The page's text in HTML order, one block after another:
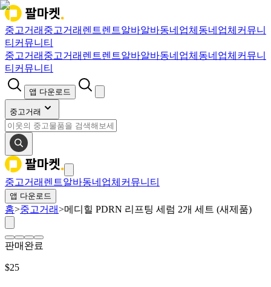
중고거래 중고거래 렌트렌트알바알바동네업체 동네업체 커뮤니
티 커뮤니티
중고거래 중고거래 렌트렌트알바알바동네업체 동네업체 커뮤니
티 커뮤니티
앱 다운로드
중고거래
중고거래 렌트알바동네업체 커뮤니티
앱 다운로드
홈>중고거래>메디힐 PDRN 리프팅 세럼 2개 세트 (새제품)
판매완료
$25